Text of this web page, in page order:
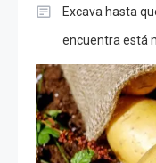
Excava hasta
encuentra está